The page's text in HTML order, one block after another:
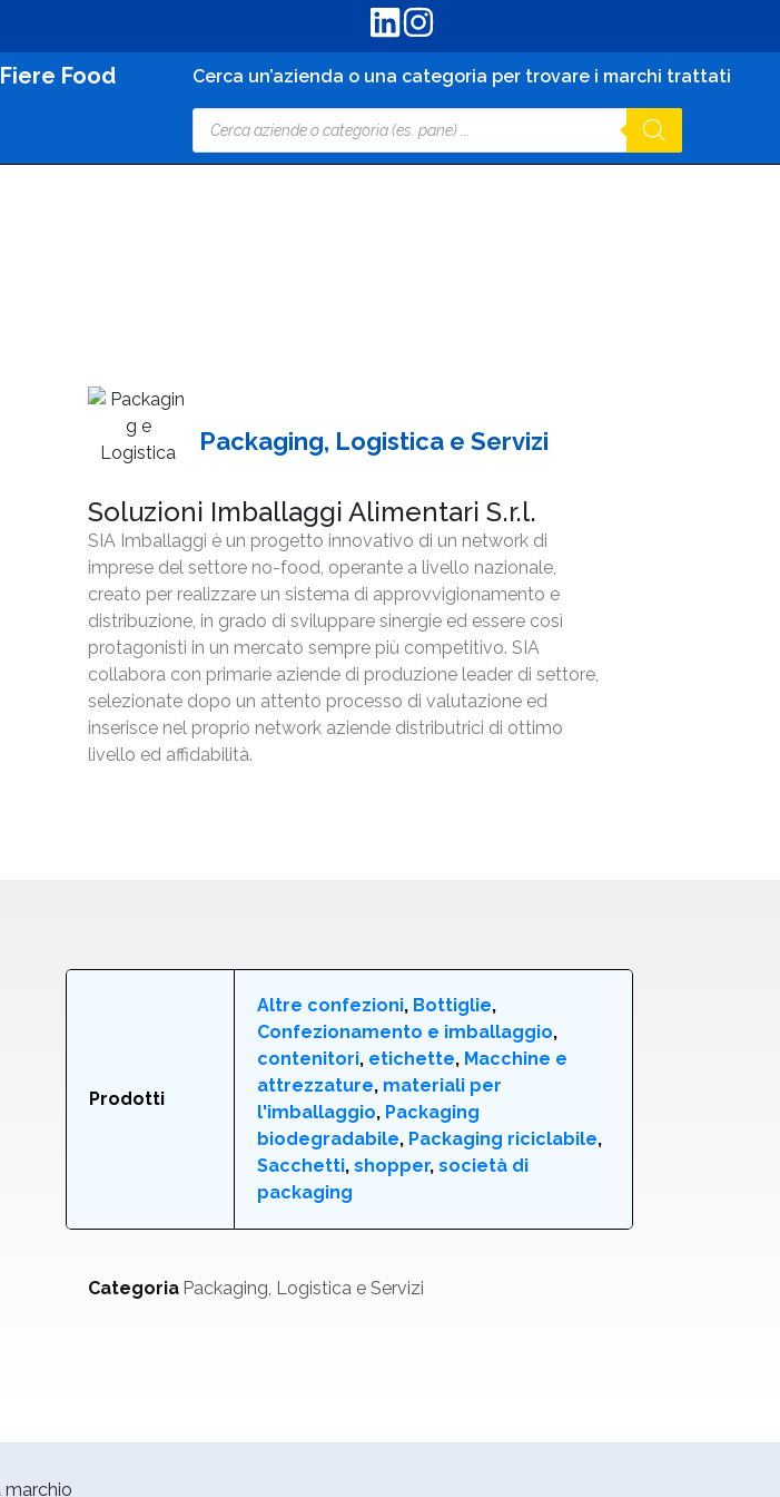
Fiere Food
Cerca un’azienda o una categoria per trovare i marchi trattati
Packaging, Logistica e Servizi
Soluzioni Imballaggi Alimentari S.r.l.
SIA Imballaggi è un progetto innovativo di un network di
imprese del settore no-food, operante a livello nazionale,
creato per realizzare un sistema di approvvigionamento e
distribuzione, in grado di sviluppare sinergie ed essere così
protagonisti in un mercato sempre più competitivo. SIA
collabora con primarie aziende di produzione leader di settore,
selezionate dopo un attento processo di valutazione ed
inserisce nel proprio network aziende distributrici di ottimo
livello ed affidabilità.
Prodotti
Altre confezioni, Bottiglie,
Confezionamento e imballaggio,
contenitori, etichette, Macchine e
attrezzature, materiali per
l'imballaggio, Packaging
biodegradabile, Packaging riciclabile,
Sacchetti, shopper, società di
packaging
Categoria Packaging, Logistica e Servizi